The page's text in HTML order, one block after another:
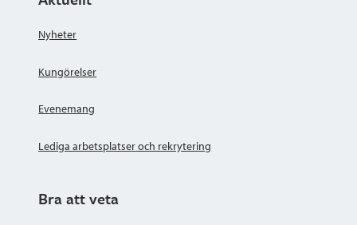
Nyheter
Kungörelser
Evenemang
Lediga arbetsplatser och rekrytering
Bra att veta